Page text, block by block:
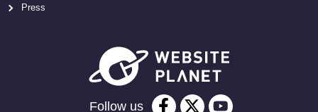
Press
Follow us